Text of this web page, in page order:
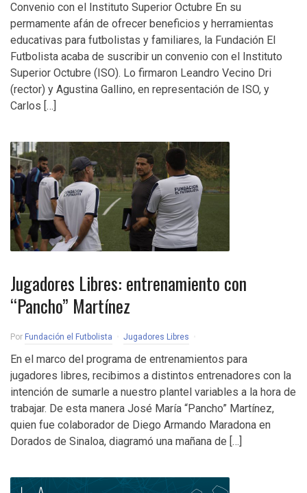
Convenio con el Instituto Superior Octubre En su
permamente afán de ofrecer beneficios y herramientas
educativas para futbolistas y familiares, la Fundación El
Futbolista acaba de suscribir un convenio con el Instituto
Superior Octubre (ISO). Lo firmaron Leandro Vecino Dri
(rector) y Agustina Gallino, en representación de ISO, y
Carlos […]
Jugadores Libres: entrenamiento con
“Pancho” Martínez
Por Fundación el Futbolista Jugadores Libres
En el marco del programa de entrenamientos para
jugadores libres, recibimos a distintos entrenadores con la
intención de sumarle a nuestro plantel variables a la hora de
trabajar. De esta manera José María “Pancho” Martínez,
quien fue colaborador de Diego Armando Maradona en
Dorados de Sinaloa, diagramó una mañana de […]